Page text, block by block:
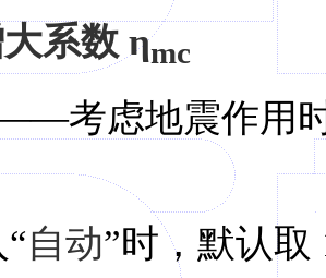
系数 ηmc
考虑地震作用
自动”时，默认取